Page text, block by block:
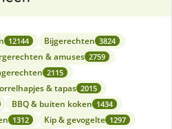
12144 Bijgerechten 3824
& amuses 2759
2115
& tapas 2015
BBQ & buiten koken 1434
1312 Kip & gevogelte 1297